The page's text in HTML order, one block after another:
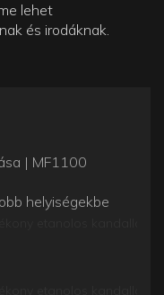
lehet
és irodáknak.
| MF1100
helyiségekbe